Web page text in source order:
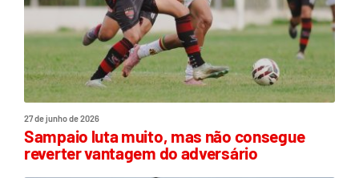
27 de junho de 2026
Sampaio luta muito, mas não consegue
reverter vantagem do adversário